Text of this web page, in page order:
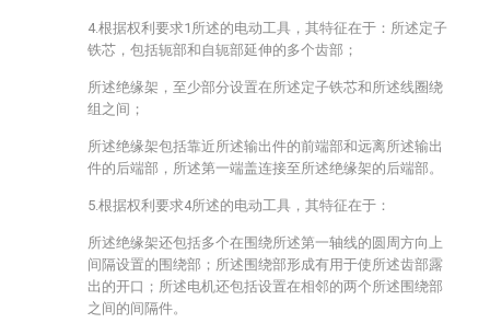
4.根据权利要求1所述的电动工具，其特征在于：所述定子
铁芯，包括轭部和自轭部延伸的多个齿部；
所述绝缘架，至少部分设置在所述定子铁芯和所述线圈绕
组之间；
所述绝缘架包括靠近所述输出件的前端部和远离所述输出
件的后端部，所述第一端盖连接至所述绝缘架的后端部。
5.根据权利要求4所述的电动工具，其特征在于：
所述绝缘架还包括多个在围绕所述第一轴线的圆周方向上
间隔设置的围绕部；所述围绕部形成有用于使所述齿部露
出的开口；所述电机还包括设置在相邻的两个所述围绕部
之间的间隔件。